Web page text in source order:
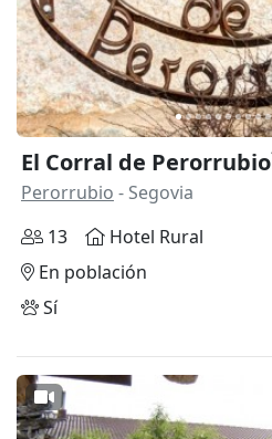
El Corral de Perorrubio
Perorrubio - Segovia
13
Hotel Rural
En población
Sí